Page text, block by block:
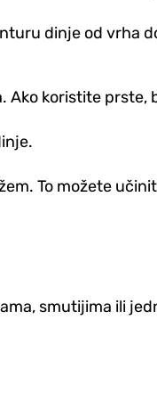
dinje od vrha
koristite prste,
To možete
smutijima ili